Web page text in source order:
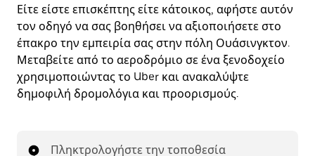
Είτε είστε επισκέπτης είτε κάτοικος, αφήστε αυτόν
τον οδηγό να σας βοηθήσει να αξιοποιήσετε στο
έπακρο την εμπειρία σας στην πόλη Ουάσινγκτον.
Μεταβείτε από το αεροδρόμιο σε ένα ξενοδοχείο
χρησιμοποιώντας το Uber και ανακαλύψτε
δημοφιλή δρομολόγια και προορισμούς.
Πληκτρολογήστε την τοποθεσία